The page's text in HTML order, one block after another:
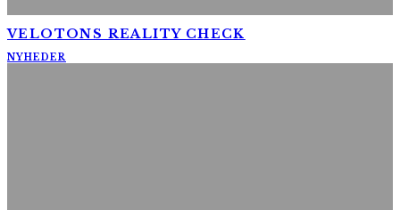
VELOTONS REALITY CHECK
NYHEDER